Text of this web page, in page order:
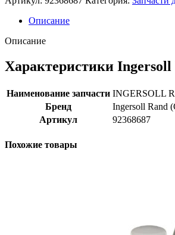
Описание
Описание
Характеристики
Наименование запчасти INGERSOLL
Бренд
Ingersoll
Артикул
92368687
Похожие товары